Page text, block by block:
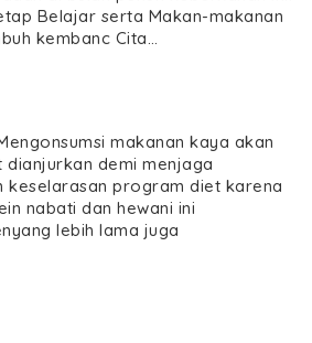
Belajar serta Makan-makanan
kembanc Cita…
makanan kaya akan
demi menjaga
keselarasan program diet karena
nabati dan hewani ini
lebih lama juga